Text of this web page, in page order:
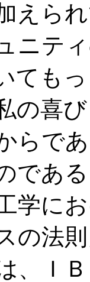
えら
ニテ
ても
の喜
らで
であ
学に
の法
、Ｉ